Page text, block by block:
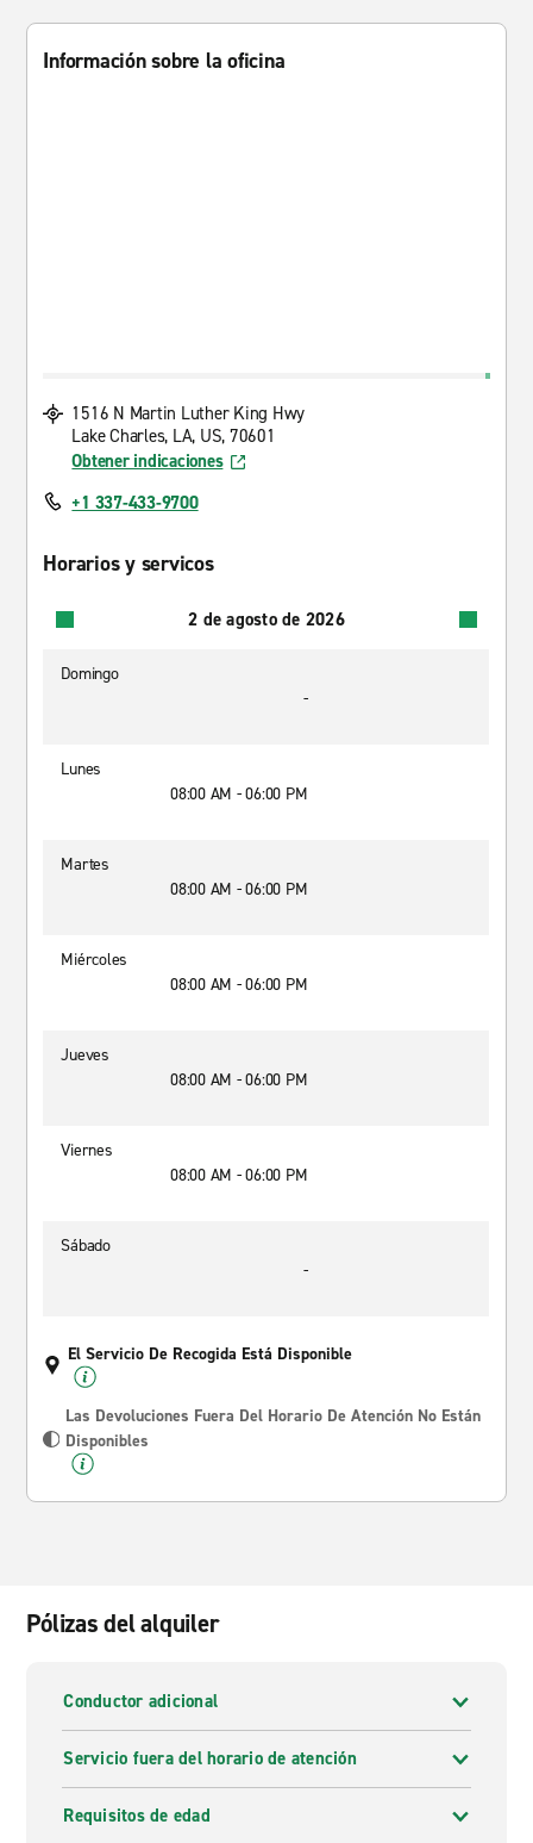
Información sobre la oficina
1516 N Martin Luther King Hwy
Lake Charles, LA, US, 70601
Obtener indicaciones
+1 337-433-9700
Horarios y servicos
2 de agosto de 2026
Domingo
-
Lunes
08:00 AM - 06:00 PM
Martes
08:00 AM - 06:00 PM
Miércoles
08:00 AM - 06:00 PM
Jueves
08:00 AM - 06:00 PM
Viernes
08:00 AM - 06:00 PM
Sábado
-
El Servicio De Recogida Está Disponible
Las Devoluciones Fuera Del Horario De Atención No Están
Disponibles
Pólizas del alquiler
Conductor adicional
Servicio fuera del horario de atención
Requisitos de edad